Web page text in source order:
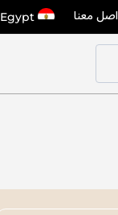
معنا اختر
المتجر
Egypt